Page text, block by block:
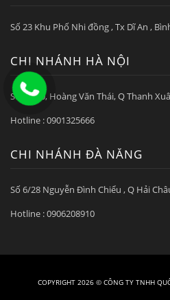
Số 23 Khu Phố Nhi đồng , Tx Dĩ An ,
CHI NHÁNH HÀ NỘI
Số 6/210, Hoàng Văn Thái, Q Thanh
Hotline : 0901325666
CHI NHÁNH ĐÀ NẴNG
Số 6/28 Nguyễn Đình Chiểu , Q Hải
Hotline : 0906208910
COPYRIGHT 2026 © CÔNG TY TNHH